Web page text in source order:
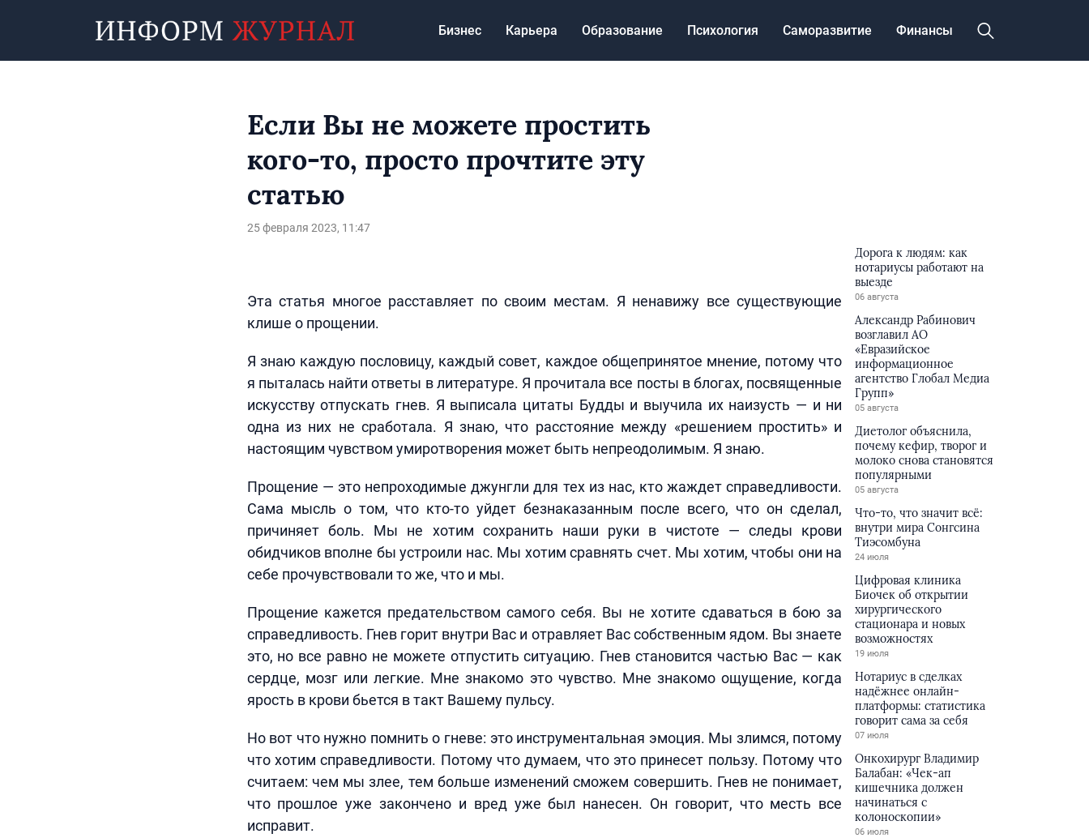
Бизнес Карьера Образование Психология Саморазвитие Финансы
Если Вы не можете простить
кого-то, просто прочтите эту
статью
25 февраля 2023, 11:47
Эта статья многое расставляет по своим местам. Я ненавижу все существующие
клише о прощении.
Я знаю каждую пословицу, каждый совет, каждое общепринятое мнение, потому что
я пыталась найти ответы в литературе. Я прочитала все посты в блогах, посвященные
искусству отпускать гнев. Я выписала цитаты Будды и выучила их наизусть — и ни
одна из них не сработала. Я знаю, что расстояние между «решением простить» и
настоящим чувством умиротворения может быть непреодолимым. Я знаю.
Прощение — это непроходимые джунгли для тех из нас, кто жаждет справедливости.
Сама мысль о том, что кто-то уйдет безнаказанным после всего, что он сделал,
причиняет боль. Мы не хотим сохранить наши руки в чистоте — следы крови
обидчиков вполне бы устроили нас. Мы хотим сравнять счет. Мы хотим, чтобы они на
себе прочувствовали то же, что и мы.
Прощение кажется предательством самого себя. Вы не хотите сдаваться в бою за
справедливость. Гнев горит внутри Вас и отравляет Вас собственным ядом. Вы знаете
это, но все равно не можете отпустить ситуацию. Гнев становится частью Вас — как
сердце, мозг или легкие. Мне знакомо это чувство. Мне знакомо ощущение, когда
ярость в крови бьется в такт Вашему пульсу.
Но вот что нужно помнить о гневе: это инструментальная эмоция. Мы злимся, потому
что хотим справедливости. Потому что думаем, что это принесет пользу. Потому что
считаем: чем мы злее, тем больше изменений сможем совершить. Гнев не понимает,
что прошлое уже закончено и вред уже был нанесен. Он говорит, что месть все
исправит.
Дорога к людям: как
нотариусы работают на
выезде
06 августа
Александр Рабинович
возглавил АО
«Евразийское
информационное
агентство Глобал Медиа
Групп»
05 августа
Диетолог объяснила,
почему кефир, творог и
молоко снова становятся
популярными
05 августа
Что-то, что значит всё:
внутри мира Сонгсина
Тиэсомбуна
24 июля
Цифровая клиника
Биочек об открытии
хирургического
стационара и новых
возможностях
19 июля
Нотариус в сделках
надёжнее онлайн-
платформы: статистика
говорит сама за себя
07 июля
Онкохирург Владимир
Балабан: «Чек-ап
кишечника должен
начинаться с
колоноскопии»
06 июля